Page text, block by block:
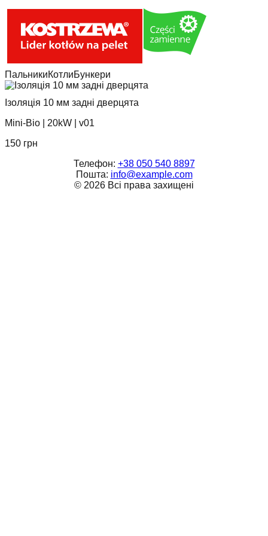
ПальникиКотлиБункери
Ізоляція 10 мм задні дверцята
Mini-Bio
20kW
v01
150 грн
Телефон: +38 050 540 8897
Пошта: info@example.com
© 2026 Всі права захищені